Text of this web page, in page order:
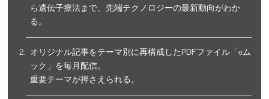
ら遺伝子療法まで、先端テクノロジーの最新動向がわか
る。
オリジナル記事をテーマ別に再構成したPDFファイル「eム
ック」を毎月配信。
重要テーマが押さえられる。